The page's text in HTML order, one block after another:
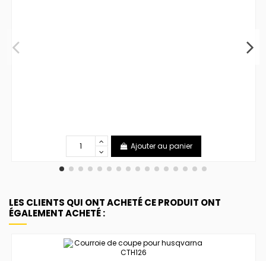
Ajouter au panier
LES CLIENTS QUI ONT ACHETÉ CE PRODUIT ONT
ÉGALEMENT ACHETÉ :